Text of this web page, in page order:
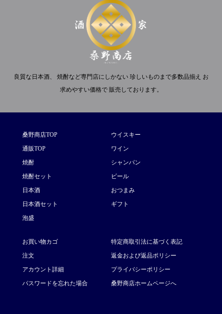
良質な日本酒、 焼酎など専門店にしかない 珍しいものまで多数品揃え お
求めやすい価格で 販売しております。
桑野商店TOP
通販TOP
焼酎
焼酎セット
日本酒
日本酒セット
泡盛
ウイスキー
ワイン
シャンパン
ビール
おつまみ
ギフト
お買い物カゴ
注文
アカウント詳細
パスワードを忘れた場合
特定商取引法に基づく表記
返金および返品ポリシー
プライバシーポリシー
桑野商店ホームページへ